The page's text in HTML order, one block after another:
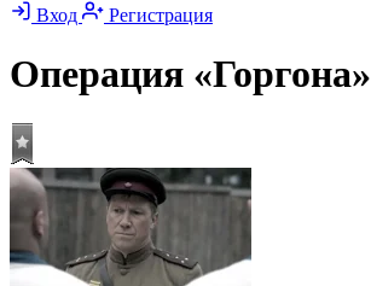
Вход
Регистрация
Операция «Горгона»